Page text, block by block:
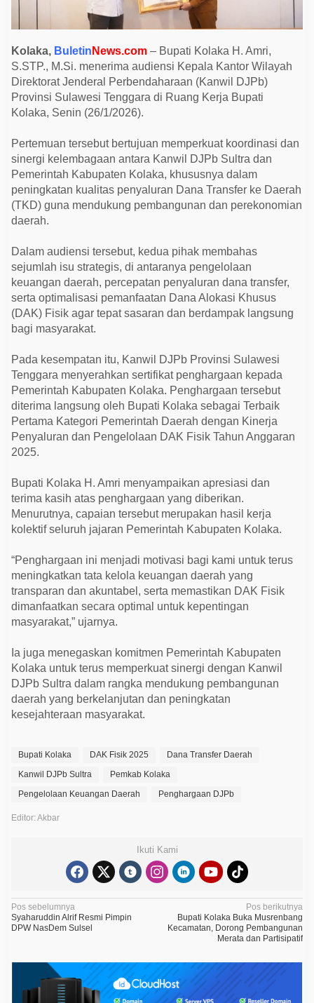
i
e
r
t
a
m
a
P
e
g
l
o
a
a
K
F
i
s
i
k
2
0
Kolaka, Buletin News.com – Bupati Kolaka H. Amri,
S.STP., M.Si. menerima audiensi Kepala Kantor Wilayah
Direktorat Jenderal Perbendaharaan (Kanwil DJPb)
Provinsi Sulawesi Tenggara di Ruang Kerja Bupati
Kolaka, Senin (26/1/2026).
Pertemuan tersebut bertujuan memperkuat koordinasi dan
sinergi kelembagaan antara Kanwil DJPb Sultra dan
Pemerintah Kabupaten Kolaka, khususnya dalam
peningkatan kualitas penyaluran Dana Transfer ke Daerah
(TKD) guna mendukung pembangunan dan perekonomian
daerah.
Dalam audiensi tersebut, kedua pihak membahas
sejumlah isu strategis, di antaranya pengelolaan
keuangan daerah, percepatan penyaluran dana transfer,
serta optimalisasi pemanfaatan Dana Alokasi Khusus
(DAK) Fisik agar tepat sasaran dan berdampak langsung
bagi masyarakat.
Pada kesempatan itu, Kanwil DJPb Provinsi Sulawesi
Tenggara menyerahkan sertifikat penghargaan kepada
Pemerintah Kabupaten Kolaka. Penghargaan tersebut
diterima langsung oleh Bupati Kolaka sebagai Terbaik
Pertama Kategori Pemerintah Daerah dengan Kinerja
Penyaluran dan Pengelolaan DAK Fisik Tahun Anggaran
2025.
Bupati Kolaka H. Amri menyampaikan apresiasi dan
terima kasih atas penghargaan yang diberikan.
Menurutnya, capaian tersebut merupakan hasil kerja
kolektif seluruh jajaran Pemerintah Kabupaten Kolaka.
“Penghargaan ini menjadi motivasi bagi kami untuk terus
meningkatkan tata kelola keuangan daerah yang
transparan dan akuntabel, serta memastikan DAK Fisik
dimanfaatkan secara optimal untuk kepentingan
masyarakat,” ujarnya.
Ia juga menegaskan komitmen Pemerintah Kabupaten
Kolaka untuk terus memperkuat sinergi dengan Kanwil
DJPb Sultra dalam rangka mendukung pembangunan
daerah yang berkelanjutan dan peningkatan
kesejahteraan masyarakat.
Bupati Kolaka DAK Fisik 2025
Dana Transfer Daerah
Kanwil DJPb Sultra
Pemkab Kolaka
Pengelolaan Keuangan Daerah
Penghargaan DJPb
Editor: Akbar
Ikuti Kami
N
a
i
Pos sebelumnya
Syaharuddin Alrif Resmi Pimpin
DPW NasDem Sulsel
Pos berikutnya
Bupati Kolaka Buka Musrenbang
Kecamatan, Dorong Pembangunan
Merata dan Partisipatif